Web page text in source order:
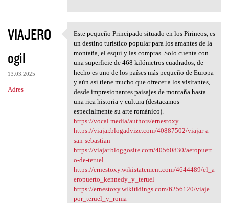
VIAJERO
ogil
13.03.2025
Adres
Este pequeño Principado
Este pequeño Principado situado en los Pirineos, es
un destino turístico popular para los amantes de la
montaña, el esquí y las compras. Solo cuenta con
una superficie de 468 kilómetros cuadrados, de
hecho es uno de los países más pequeño de Europa
y aún así tiene mucho que ofrecer a los visitantes,
desde impresionantes paisajes de montaña hasta
una rica historia y cultura (destacamos
especialmente su arte románico).
https://vocal.media/authors/ernestoxy
https://viajar.blogadvize.com/40887502/viajar-a-
san-sebastian
https://viajar.bloggosite.com/40560830/aeropuert
o-de-teruel
https://ernestoxy.wikistatement.com/4644489/el_a
eropuerto_kennedy_y_teruel
https://ernestoxy.wikitidings.com/6256120/viaje_
por_teruel_y_roma